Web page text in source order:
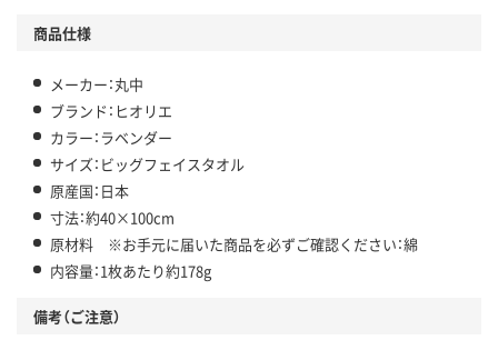
商品仕様
メーカー：丸中
ブランド：ヒオリエ
カラー：ラベンダー
サイズ：ビッグフェイスタオル
原産国：日本
寸法：約40×100cm
原材料 ※お手元に届いた商品を必ずご確認ください：綿
内容量：1枚あたり約178g
備考（ご注意）